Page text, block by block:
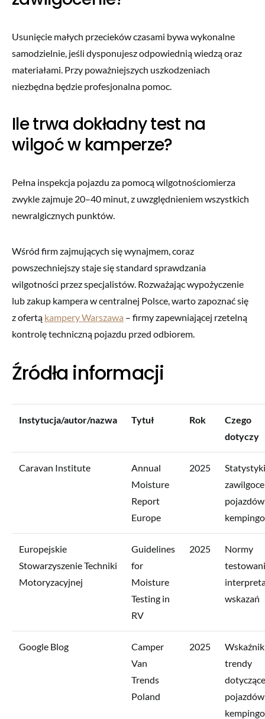
Usunięcie małych przecieków czasami bywa wykonalne
samodzielnie, jeśli dysponujesz odpowiednią wiedzą oraz
materiałami. Przy poważniejszych uszkodzeniach
niezbędna będzie profesjonalna pomoc.
Ile trwa dokładny test na
wilgoć w kamperze?
Pełna inspekcja pojazdu za pomocą wilgotnościomierza
zwykle zajmuje 20–40 minut, z uwzględnieniem wszystkich
newralgicznych punktów.
Wśród firm zajmujących się wynajmem, coraz
powszechniejszy staje się standard sprawdzania
wilgotności przez specjalistów. Rozważając wypożyczenie
lub zakup kampera w centralnej Polsce, warto zapoznać się
z ofertą kampery Warszawa – firmy zapewniającej rzetelną
kontrolę techniczną pojazdu przed odbiorem.
Źródła informacji
Instytucja/autor/nazwa Tytuł Rok
Czego
dotyczy
Caravan Institute
Annual
Moisture
Report
Europe
2025
Statystyki
pojazdów
Europejskie
Stowarzyszenie Techniki
Motoryzacyjnej
Guidelines
for
Moisture
Testing in
RV
2025
Normy
wskazań
Google Blog
Camper
Van
Trends
Poland
2025
trendy
dotyczące
pojazdów